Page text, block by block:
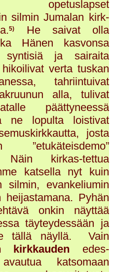
opetuslapset
silmin Jumalan kirk-
5)
He saivat olla
Hänen kasvonsa
syntisiä ja sairaita
verta tuskan
tahriintuivat
alla, tulivat
päättyneessä
ne lopulta loistivat
josta
kirkas-tettua
katsella nyt kuin
silmin, evankeliumin
Pyhän
onkin näyttää
täyteydessään ja
tällä näyllä. Vain
kirkkauden edes-
katsomaan